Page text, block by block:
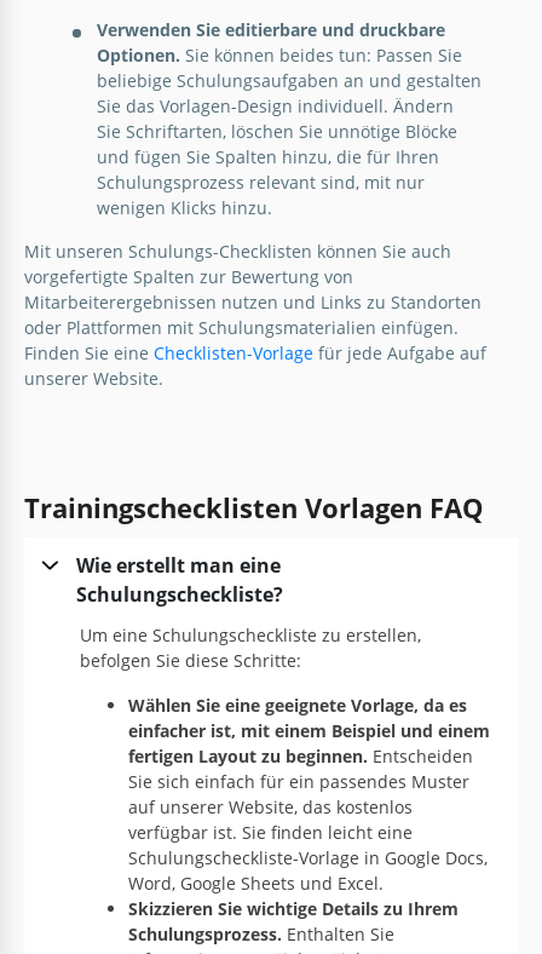
Verwenden Sie editierbare und druckbare
Optionen. Sie können beides tun: Passen Sie
beliebige Schulungsaufgaben an und gestalten
Sie das Vorlagen-Design individuell. Ändern
Sie Schriftarten, löschen Sie unnötige Blöcke
und fügen Sie Spalten hinzu, die für Ihren
Schulungsprozess relevant sind, mit nur
wenigen Klicks hinzu.
Mit unseren Schulungs-Checklisten können Sie auch
vorgefertigte Spalten zur Bewertung von
Mitarbeiterergebnissen nutzen und Links zu Standorten
oder Plattformen mit Schulungsmaterialien einfügen.
Finden Sie eine Checklisten-Vorlage für jede Aufgabe auf
unserer Website.
Trainingschecklisten Vorlagen FAQ
Wie erstellt man eine
Schulungscheckliste?
Um eine Schulungscheckliste zu erstellen,
befolgen Sie diese Schritte:
Wählen Sie eine geeignete Vorlage, da es
einfacher ist, mit einem Beispiel und einem
fertigen Layout zu beginnen. Entscheiden
Sie sich einfach für ein passendes Muster
auf unserer Website, das kostenlos
verfügbar ist. Sie finden leicht eine
Schulungscheckliste-Vorlage in Google Docs,
Word, Google Sheets und Excel.
Skizzieren Sie wichtige Details zu Ihrem
Schulungsprozess. Enthalten Sie